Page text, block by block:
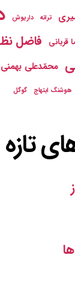
ترانه داریوش
قربانی فاضل
محمّدعلی بهمنی
هوشنگ ابتهاج گوگل
تازه